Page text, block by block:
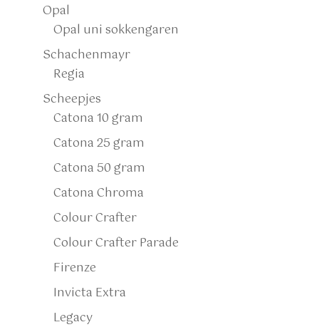
Opal
Opal uni sokkengaren
Schachenmayr
Regia
Scheepjes
Catona 10 gram
Catona 25 gram
Catona 50 gram
Catona Chroma
Colour Crafter
Colour Crafter Parade
Firenze
Invicta Extra
Legacy